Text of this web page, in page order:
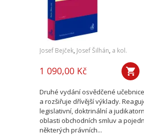
Josef Bejček, Josef Šilhán, a kol.
1 090,00 Kč
Druhé vydání osvědčené
a rozšiřuje dřívější výklady.
legislativní, doktrinální a
oblasti obchodních smluv a
některých právních...